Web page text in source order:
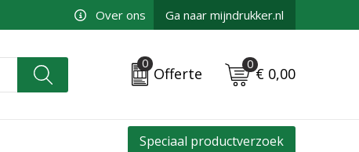
Over ons Ga naar mijndrukker.nl
0
Offerte
0
€ 0,00
Speciaal productverzoek